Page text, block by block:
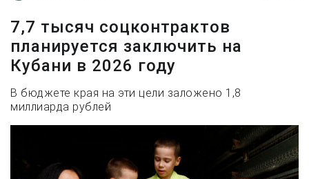
7,7 тысяч соцконтрактов
планируется заключить на
Кубани в 2026 году
В бюджете края на эти цели заложено 1,8
миллиарда рублей